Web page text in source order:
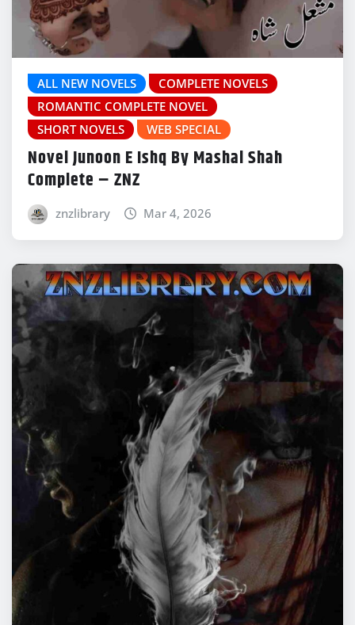
ALL NEW NOVELS
COMPLETE NOVELS
ROMANTIC COMPLETE NOVEL
SHORT NOVELS
WEB SPECIAL
Novel Junoon E Ishq By Mashal Shah
Complete – ZNZ
znzlibrary Mar 4, 2026